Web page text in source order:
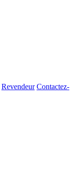
Revendeur Contactez-